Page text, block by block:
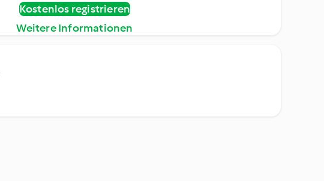
Kostenlos registrieren
Weitere Informationen